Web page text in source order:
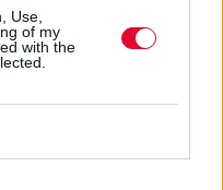
Use,
of my
with the
«Δόρα
του Σπύρου
access/